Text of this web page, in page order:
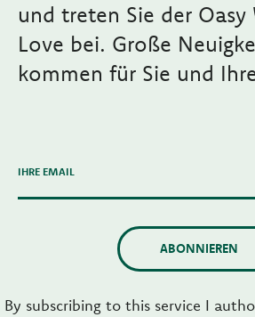
und treten Sie der
Love bei. Große
kommen für Sie und
IHRE EMAIL
ABONNIEREN
By subscribing to this service I